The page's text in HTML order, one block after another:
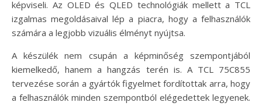
képviseli. Az OLED és QLED technológiák mellett a TCL
izgalmas megoldásaival lép a piacra, hogy a felhasználók
számára a legjobb vizuális élményt nyújtsa.
A készülék nem csupán a képminőség szempontjából
kiemelkedő, hanem a hangzás terén is. A TCL 75C855
tervezése során a gyártók figyelmet fordítottak arra, hogy
a felhasználók minden szempontból elégedettek legyenek.